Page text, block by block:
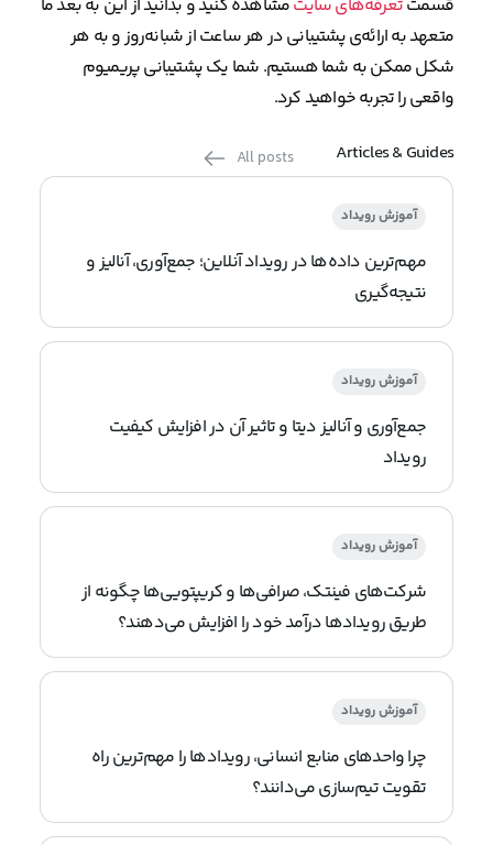
قسمتتعرفه‌های سایتمشاهده کنید و بدانید از این به بعد ما
متعهد به ارائه‌ی پشتیبانی در هر ساعت از شبانه‌روز و به هر
شکل ممکن به شما هستیم. شما یک پشتیبانی پریمیوم
واقعی را تجربه خواهید کرد.
Articles & Guides
All posts
آموزش رویداد
مهم‌ترین داده‌ها در رویداد آنلاین؛ جمع‌آوری، آنالیز و
نتیجه‌گیری
آموزش رویداد
جمع‌آوری و آنالیز دیتا و تاثیر آن در افزایش کیفیت
رویداد
آموزش رویداد
شرکت‌های فینتک، صرافی‌ها و کریپتویی‌ها چگونه از
طریق رویدادها درآمد خود را افزایش می‌دهند؟
آموزش رویداد
چرا واحدهای منابع انسانی، رویدادها را مهم‌ترین راه
تقویت تیم‌سازی می‌دانند؟